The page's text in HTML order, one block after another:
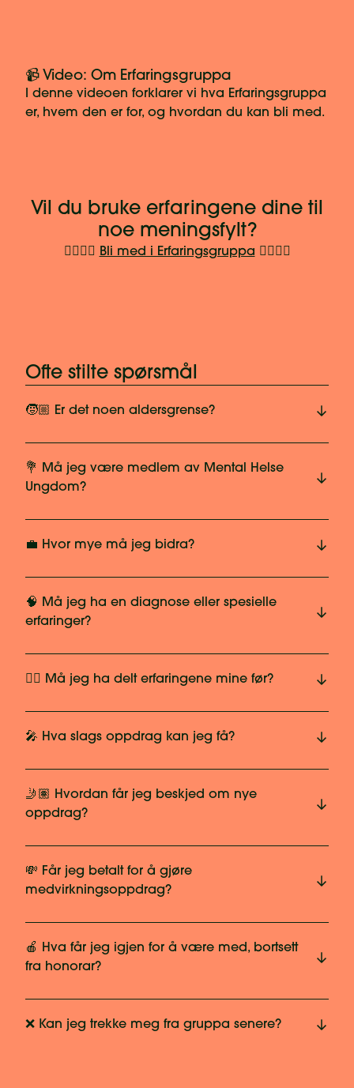
📹 Video: Om Erfaringsgruppa
I denne videoen forklarer vi hva Erfaringsgruppa
er, hvem den er for, og hvordan du kan bli med.
Vil du bruke erfaringene dine til
noe meningsfylt?
👉🏼👉🏽 Bli med i Erfaringsgruppa 👈🏾👈🏿
Ofte stilte spørsmål
🧒🏼 Er det noen aldersgrense?
💐 Må jeg være medlem av Mental Helse
Ungdom?
💼 Hvor mye må jeg bidra?
🧠 Må jeg ha en diagnose eller spesielle
erfaringer?
✍🏾 Må jeg ha delt erfaringene mine før?
🎤 Hva slags oppdrag kan jeg få?
🤳🏽 Hvordan får jeg beskjed om nye
oppdrag?
💸 Får jeg betalt for å gjøre
medvirkningsoppdrag?
🍎 Hva får jeg igjen for å være med, bortsett
fra honorar?
❌ Kan jeg trekke meg fra gruppa senere?